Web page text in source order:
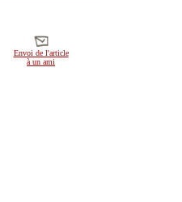
Envoi de l'article
à un ami